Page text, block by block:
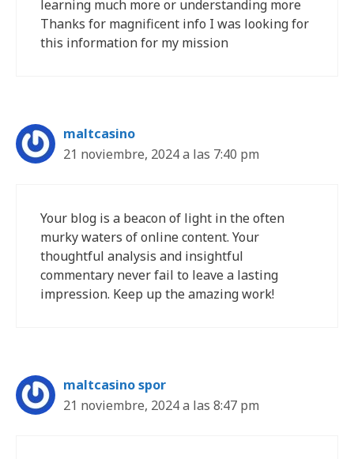
learning much more or understanding more
Thanks for magnificent info I was looking for
this information for my mission
maltcasino
21 noviembre, 2024 a las 7:40 pm
Your blog is a beacon of light in the often
murky waters of online content. Your
thoughtful analysis and insightful
commentary never fail to leave a lasting
impression. Keep up the amazing work!
maltcasino spor
21 noviembre, 2024 a las 8:47 pm